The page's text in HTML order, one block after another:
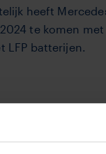
heeft
te komen
LFP batterijen.